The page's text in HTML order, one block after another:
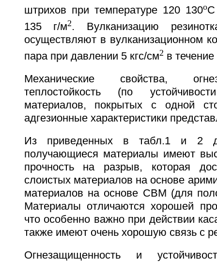
штрихов при температуре 120 130o
135 г/м2. Вулканизацию
осуществляют в вулканизационном
пара при давлении 5 кгс/см2 в
Механические свойства,
теплостойкость (по
материалов, покрытых с одной
адгезионные характеристики
Из приведенных в табл.1 и 2
получающиеся материалы имеют
прочность на разрыв, которая
слоистых материалов на основе
материалов на основе СВМ (для
Материалы отличаются хорошей
что особенно важно при действии
также имеют очень хорошую связь с
Огнезащищенность и